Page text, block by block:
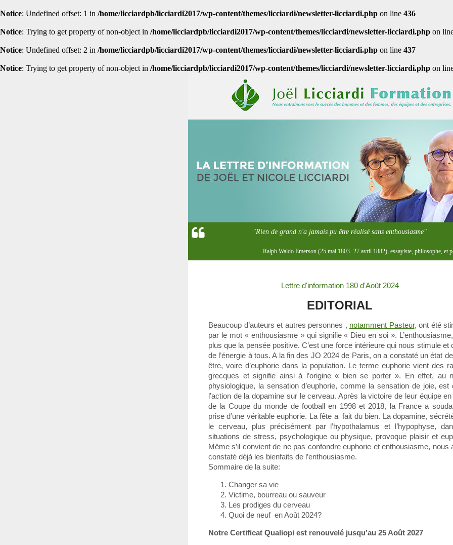
Notice: Undefined offset: 1 in /home/licciardpb/licciardi2017/wp-content/themes/licciardi/newsletter-licciardi.php on line 436
Notice: Trying to get property of non-object in /home/licciardpb/licciardi2017/wp-content/themes/licciardi/newsletter-licciardi.php on
Notice: Undefined offset: 2 in /home/licciardpb/licciardi2017/wp-content/themes/licciardi/newsletter-licciardi.php on line 437
Notice: Trying to get property of non-object in /home/licciardpb/licciardi2017/wp-content/themes/licciardi/newsletter-licciardi.php on
"Rien de grand n'a jamais pu être réalisé sans enthousiasme"
Ralph Waldo Emerson (25 mai 1803- 27 avril 1882), essayiste, philosophe, et
Lettre d'information 180 d'Août 2024
EDITORIAL
Beaucoup d’auteurs et autres personnes , notamment Pasteur, ont été
par le mot « enthousiasme » qui signifie « Dieu en soi ».
plus que la pensée positive. C’est une force intérieure qui nous stimule et
de l’énergie à tous. A la fin des JO 2024 de Paris, on a constaté un état
être, voire d’euphorie dans la population. Le terme euphorie vient des
grecques et signifie ainsi à l’origine « bien se porter ». En effet, au
physiologique, la sensation d’euphorie, comme la sensation de joie, est
l’action de la dopamine sur le cerveau. Après la victoire de leur équipe
de la Coupe du monde de football en 1998 et 2018, la France a
prise d’une véritable euphorie. La fête a fait du bien. La dopamine,
le cerveau, plus précisément par l’hypothalamus et l’hypophyse,
situations de stress, psychologique ou physique, provoque plaisir et
Même s’il convient de ne pas confondre euphorie et enthousiasme, nous
constaté déjà les bienfaits de l’enthousiasme.
Sommaire de la suite:
Changer sa vie
Victime, bourreau ou sauveur
Les prodiges du cerveau
Quoi de neuf en Août 2024?
Notre Certificat Qualiopi est renouvelé jusqu’au 25 Août 2027